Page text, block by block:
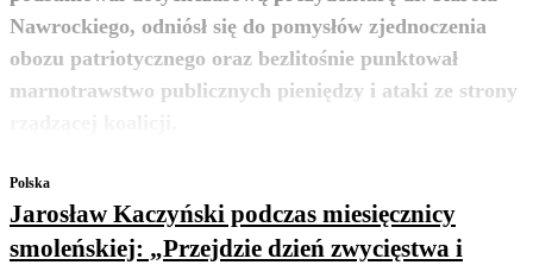
Nawrockiego, odniósł się do pomysłów zjednoczenia
obozu patriotycznego oraz bezlitośnie punktował
marnotrawstwo publicznych pieniędzy i ataki ze strony
zobacz więcej
Polska
Jarosław Kaczyński podczas miesięcznicy
smoleńskiej: „Przejdzie dzień zwycięstwa i